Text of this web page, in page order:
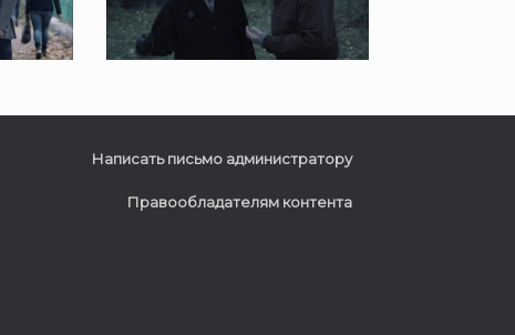
Написать письмо администратору
Правообладателям контента